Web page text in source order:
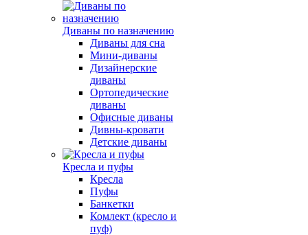
Диваны по назначению
Диваны для сна
Мини-диваны
Дизайнерские
диваны
Ортопедические
диваны
Офисные диваны
Дивны-кровати
Детские диваны
Кресла и пуфы
Кресла
Пуфы
Банкетки
Комлект (кресло и
пуф)